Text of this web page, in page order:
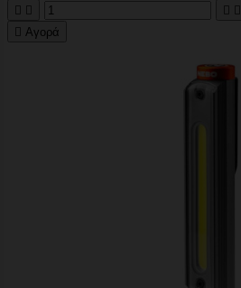
   
 Αγορά